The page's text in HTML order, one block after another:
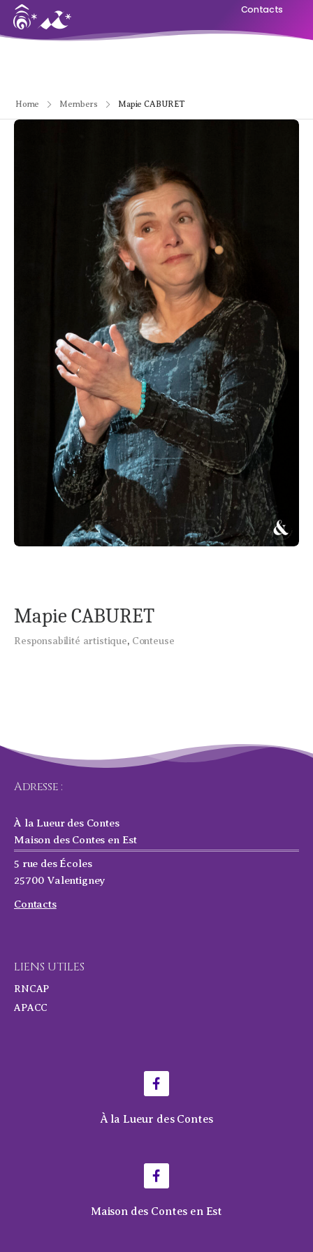
Contacts
Home Members Mapie CABURET
Mapie CABURET
Responsabilité artistique, Conteuse
Adresse :
À la Lueur des Contes
Maison des Contes en Est
5 rue des Écoles
25700 Valentigney
Contacts
LIENS UTILES
RNCAP
APACC
À la Lueur des Contes
Maison des Contes en Est